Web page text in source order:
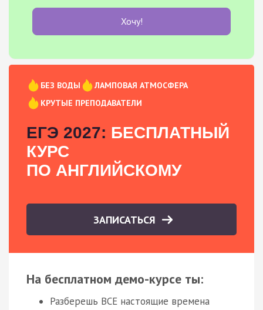
Хочу!
БЕЗ ВОДЫ
ЛАМПОВАЯ АТМОСФЕРА
КРУТЫЕ ПРЕПОДАВАТЕЛИ
ЕГЭ 2027: БЕСПЛАТНЫЙ
КУРС
ПО АНГЛИЙСКОМУ
ЗАПИСАТЬСЯ
На бесплатном демо-курсе ты:
Разберешь ВСЕ настоящие времена